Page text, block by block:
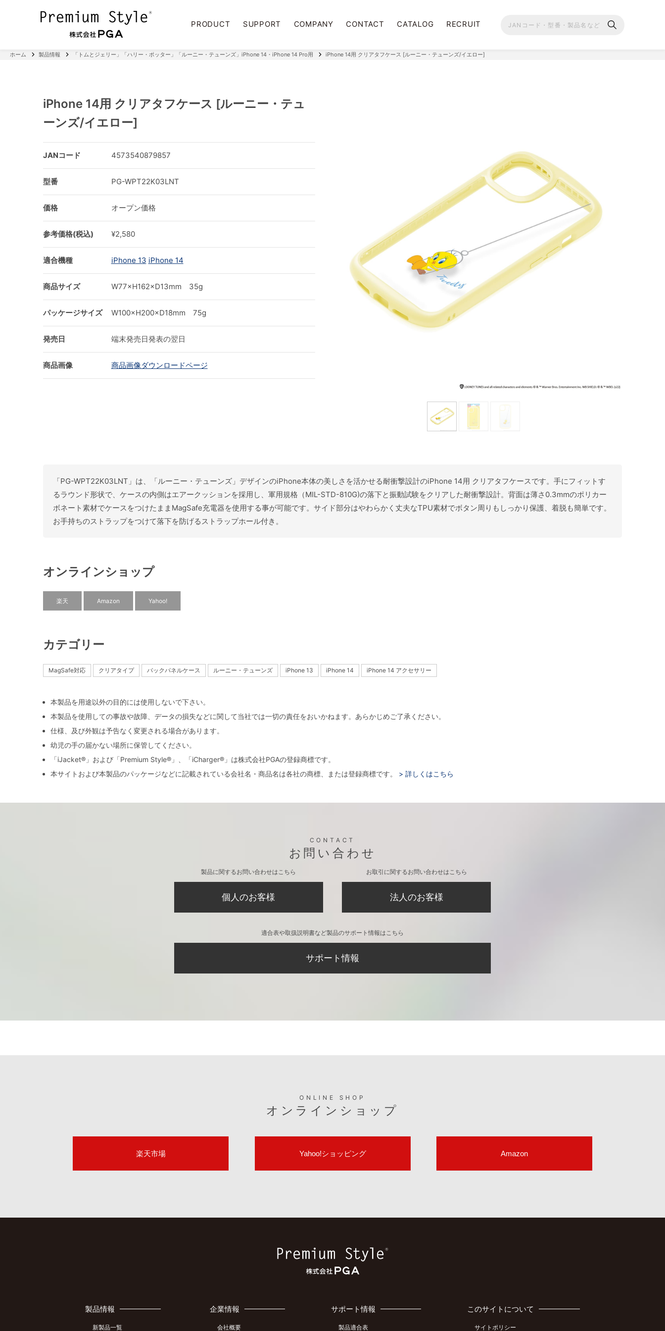
PRODUCT SUPPORT COMPANY CONTACT CATALOG RECRUIT
ホーム 製品情報 「トムとジェリー」「ハリー・ポッター」「ルーニー・テューンズ」iPhone 14・iPhone 14 Pro用 iPhone 14用 クリアタフケース [ルーニー・テューンズ/イエロー]
iPhone 14用 クリアタフケース [ルーニー・テュ
ーンズ/イエロー]
JANコード 4573540879857
型番 PG-WPT22K03LNT
価格 オープン価格
参考価格(税込) ¥2,580
適合機種 iPhone 13 iPhone 14
商品サイズ W77×H162×D13mm 35g
パッケージサイズ W100×H200×D18mm 75g
発売日 端末発売日発表の翌日
商品画像 商品画像ダウンロードページ
「PG-WPT22K03LNT」は、「ルーニー・テューンズ」デザインのiPhone本体の美しさを活かせる耐衝撃設計のiPhone 14用 クリアタフケースです。手にフィットす
るラウンド形状で、ケースの内側はエアークッションを採用し、軍用規格（MIL-STD-810G)の落下と振動試験をクリアした耐衝撃設計。背面は薄さ0.3mmのポリカー
ボネート素材でケースをつけたままMagSafe充電器を使用する事が可能です。サイド部分はやわらかく丈夫なTPU素材でボタン周りもしっかり保護、着脱も簡単です。
お手持ちのストラップをつけて落下を防げるストラップホール付き。
オンラインショップ
楽天 Amazon Yahoo!
カテゴリー
MagSafe対応 クリアタイプ バックパネルケース ルーニー・テューンズ iPhone 13 iPhone 14 iPhone 14 アクセサリー
本製品を用途以外の目的には使用しないで下さい。
本製品を使用しての事故や故障、データの損失などに関して当社では一切の責任をおいかねます。あらかじめご了承ください。
仕様、及び外観は予告なく変更される場合があります。
幼児の手の届かない場所に保管してください。
「iJacket®」および「Premium Style®」、「iCharger®」は株式会社PGAの登録商標です。
本サイトおよび本製品のパッケージなどに記載されている会社名・商品名は各社の商標、または登録商標です。
> 詳しくはこちら
CONTACT
お問い合わせ
製品に関するお問い合わせはこちら
個人のお客様
お取引に関するお問い合わせはこちら
法人のお客様
適合表や取扱説明書など製品のサポート情報はこちら
サポート情報
ONLINE SHOP
オンラインショップ
楽天市場 Yahoo!ショッピング Amazon
製品情報
新製品一覧
企業情報
会社概要
サポート情報
製品適合表
このサイトについて
サイトポリシー